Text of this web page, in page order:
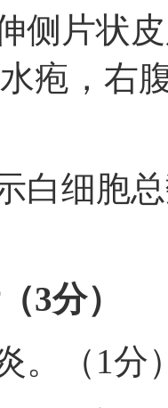
侧片状
疱，右
白细胞
3分）
。（1分